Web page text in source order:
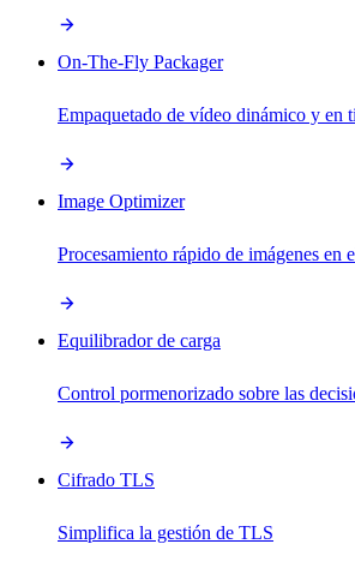
On-The-Fly Packager
Empaquetado de vídeo dinámico y en
Image Optimizer
Procesamiento rápido de imágenes en
Equilibrador de carga
Control pormenorizado sobre las
Cifrado TLS
Simplifica la gestión de TLS